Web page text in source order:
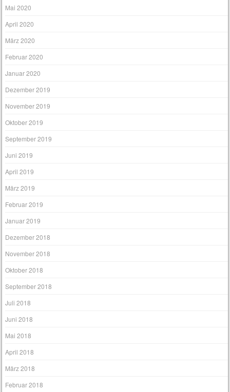
Mai 2020
April 2020
März 2020
Februar 2020
Januar 2020
Dezember 2019
November 2019
Oktober 2019
September 2019
Juni 2019
April 2019
März 2019
Februar 2019
Januar 2019
Dezember 2018
November 2018
Oktober 2018
September 2018
Juli 2018
Juni 2018
Mai 2018
April 2018
März 2018
Februar 2018